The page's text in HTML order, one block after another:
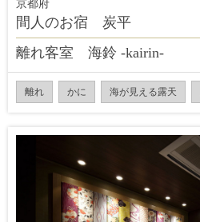
京都府
間人のお宿 炭平
離れ客室 海鈴 -kairin-
離れ かに 海が見える露天